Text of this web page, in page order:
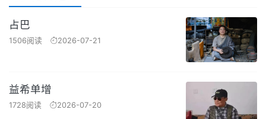
占巴
1506阅读 2026-07-21
益希单增
1728阅读 2026-07-20